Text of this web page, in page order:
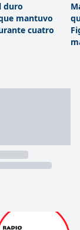
duro
mantuvo
cuatro